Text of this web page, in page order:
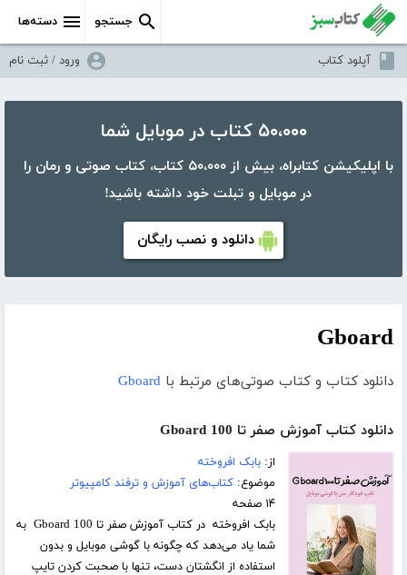
دسته‌ها جستجو
آپلود کتاب ورود / ثبت نام
۵۰،۰۰۰ کتاب در موبایل شما
با اپلیکیشن کتابراه، بیش از ۵۰،۰۰۰ کتاب، کتاب صوتی و رمان را
در موبایل و تبلت خود داشته باشید!
دانلود و نصب رایگان
Gboard
دانلود کتاب و کتاب صوتی‌های مرتبط با Gboard
دانلود کتاب آموزش صفر تا 100 Gboard
از:بابک افروخته
موضوع:کتاب‌های آموزش و ترفند کامپیوتر
۱۴ صفحه
بابک افروخته در کتاب آموزش صفر تا 100 Gboard به
شما یاد می‌دهد که چگونه با گوشی موبایل و بدون
استفاده از انگشتان دست، تنها با صحبت کردن تایپ